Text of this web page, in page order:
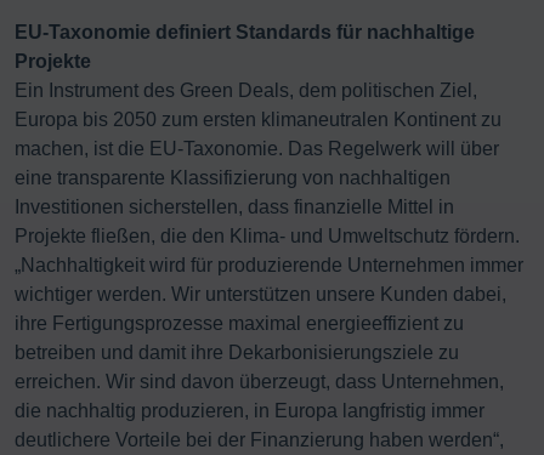
EU-Taxonomie definiert Standards für nachhaltige
Projekte
Ein Instrument des Green Deals, dem politischen Ziel,
Europa bis 2050 zum ersten klimaneutralen Kontinent zu
machen, ist die EU-Taxonomie. Das Regelwerk will über
eine transparente Klassifizierung von nachhaltigen
Investitionen sicherstellen, dass finanzielle Mittel in
Projekte fließen, die den Klima- und Umweltschutz fördern.
„Nachhaltigkeit wird für produzierende Unternehmen immer
wichtiger werden. Wir unterstützen unsere Kunden dabei,
ihre Fertigungsprozesse maximal energieeffizient zu
betreiben und damit ihre Dekarbonisierungsziele zu
erreichen. Wir sind davon überzeugt, dass Unternehmen,
die nachhaltig produzieren, in Europa langfristig immer
deutlichere Vorteile bei der Finanzierung haben werden“,